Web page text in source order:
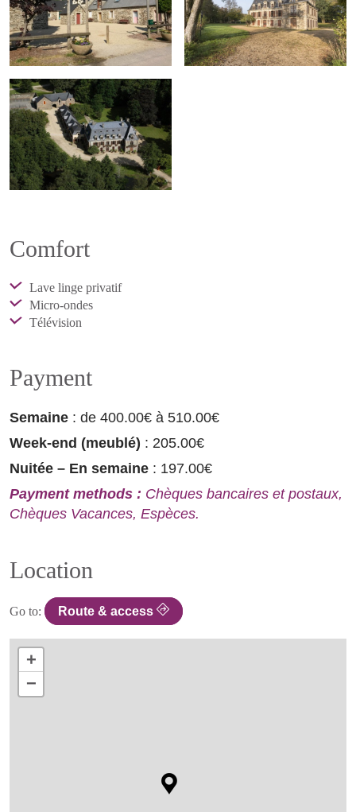
Comfort
Lave linge privatif
Micro-ondes
Télévision
Payment
Semaine : de 400.00€ à 510.00€
Week-end (meublé) : 205.00€
Nuitée – En semaine : 197.00€
Payment methods : Chèques bancaires et postaux,
Chèques Vacances, Espèces.
Location
Go to: Route & access
+
−